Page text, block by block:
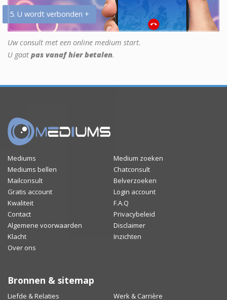
5. U wordt verbonden +
Uw consult met een online medium start.
U gaat pas vanaf hier betalen.
Mediums
Medium zoeken
Mediums bellen
Chatconsult
Mailconsult
Belverzoeken
Gratis account
Login account
Kwaliteit
F.A.Q
Contact
Privacybeleid
Algemene voorwaarden
Disclaimer
Klacht
Inzichten
Over ons
Bronnen & sitemap
Liefde & Relaties Werk & Carrière